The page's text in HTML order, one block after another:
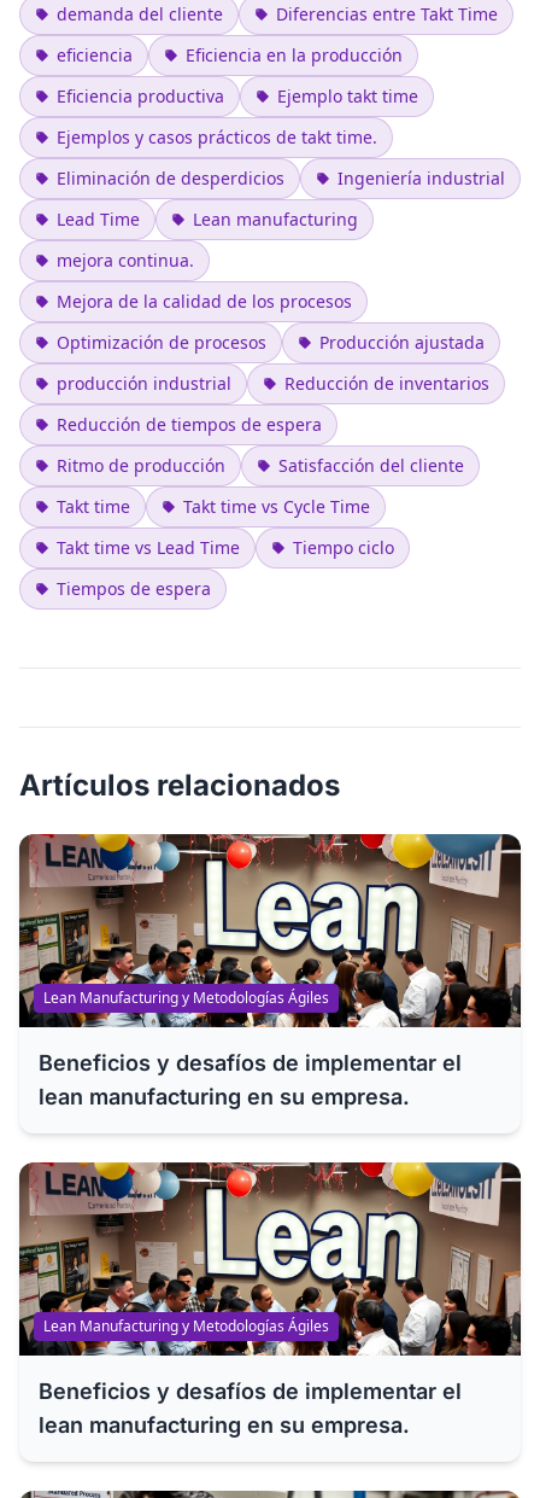
demanda del cliente
Diferencias entre Takt Time
eficiencia
Eficiencia en la producción
Eficiencia productiva
Ejemplo takt time
Ejemplos y casos prácticos de takt time.
Eliminación de desperdicios
Ingeniería industrial
Lead Time
Lean manufacturing
mejora continua.
Mejora de la calidad de los procesos
Optimización de procesos
Producción ajustada
producción industrial
Reducción de inventarios
Reducción de tiempos de espera
Ritmo de producción
Satisfacción del cliente
Takt time
Takt time vs Cycle Time
Takt time vs Lead Time
Tiempo ciclo
Tiempos de espera
Artículos relacionados
Lean Manufacturing y Metodologías Ágiles
Beneficios y desafíos de implementar el
lean manufacturing en su empresa.
Lean Manufacturing y Metodologías Ágiles
Beneficios y desafíos de implementar el
lean manufacturing en su empresa.